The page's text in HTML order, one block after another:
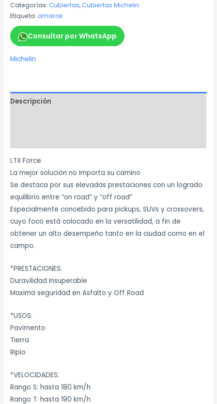
Categorías:Cubiertas,Cubiertas Michelin
Etiqueta:amarok
Consultar por WhatsApp
Michelin
Descripción
LTX Force
La mejor solución no importa su camino
Se destaca por sus elevadas prestaciones con un logrado
equilibrio entre “on road” y “off road”
Especialmente concebido para pickups, SUVs y crossovers,
cuyo foco está colocado en la versatilidad, a fin de
obtener un alto desempeño tanto en la ciudad como en el
campo.
*PRESTACIONES:
Duravilidad Insuperable
Maxima seguridad en Asfalto y Off Road
*USOS:
Pavimento
Tierra
Ripio
*VELOCIDADES:
Rango S: hasta 180 km/h
Rango T: hasta 190 km/h